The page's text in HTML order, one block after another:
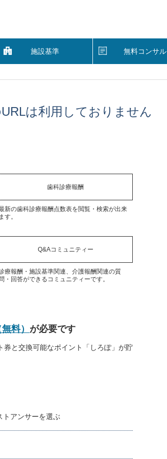
施設基準 無料コンサル
は利用しておりません
歯科診療報酬
新の歯科診療報酬点数表を閲覧・検索が出来
ます。
Q&Aコミュニティー
療報酬・施設基準関連、介護報酬関連の質
・回答ができるコミュニティーです。
料） が必要です
と交換可能なポイント「しろぽ」が貯
トアンサーを選ぶ